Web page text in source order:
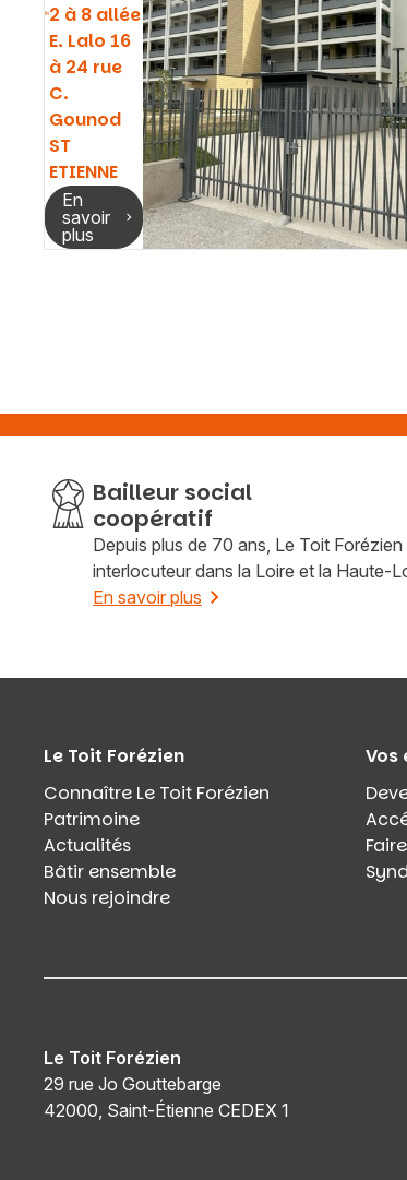
2 à 8 allée
E. Lalo 16
à 24 rue
C.
Gounod
ST
ETIENNE
En
savoir
plus
Bailleur social
coopératif
Depuis plus de 70 ans, Le Toit
interlocuteur dans la Loire et la Haute-
En savoir plus
Le Toit Forézien
Connaître Le Toit Forézien
Patrimoine
Actualités
Bâtir ensemble
Nous rejoindre
Vos
Le Toit Forézien
29 rue Jo Gouttebarge
42000, Saint-Étienne CEDEX 1